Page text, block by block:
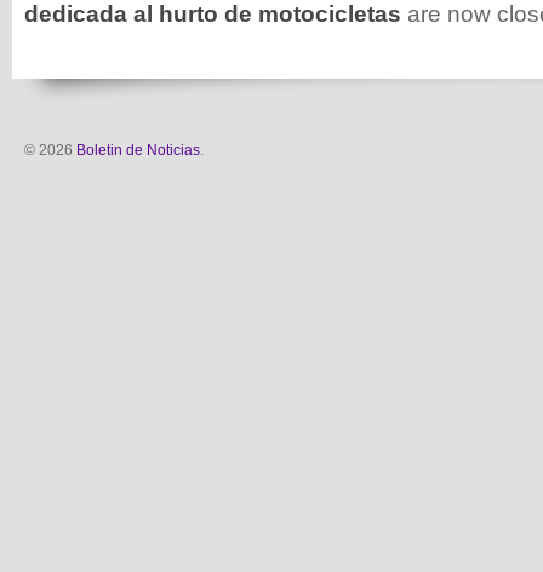
dedicada al hurto de motocicletas are now
© 2026 Boletin de Noticias.